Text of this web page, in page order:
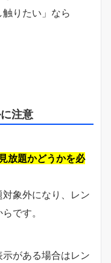
りたい」なら
注意
放題かどうかを必
象外になり、レン
です。
がある場合はレン